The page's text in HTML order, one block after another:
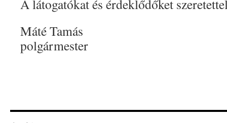
A látogatókat és érdeklődőket
Máté Tamás
polgármester